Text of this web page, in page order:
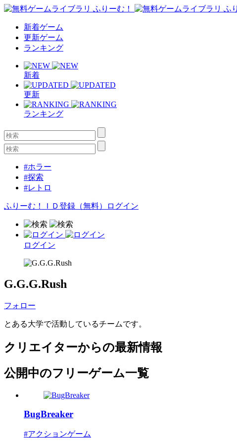
新着ゲーム
更新ゲーム
ランキング
新着
更新
ランキング
#ホラー
#探索
#レトロ
ふりーむ！ＩＤ登録（無料） ログイン
ログイン
G.G.G.Rush
フォロー
とある大学で活動しているチームです。
クリエイターからの最新情報
公開中のフリーゲーム一覧
BugBreaker
#アクションゲーム